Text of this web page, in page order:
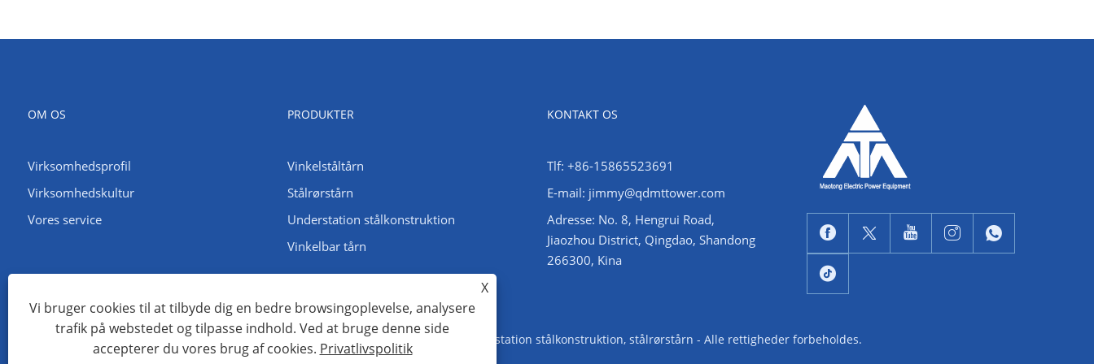
OM OS
Virksomhedsprofil
Virksomhedskultur
Vores service
PRODUKTER
Vinkelståltårn
Stålrørstårn
Understation stålkonstruktion
Vinkelbar tårn
KONTAKT OS
Tlf: +86-15865523691
E-mail: jimmy@qdmttower.com
Adresse: No. 8, Hengrui Road,
Jiaozhou District, Qingdao, Shandong
266300, Kina
Copyright © 2022 Qingdao Maotong Power Equipment Co., Ltd. - Vinkelståltårn, understation stålkonstruktion, stålrørstårn - Alle rettigheder forbeholdes.
X
Vi bruger cookies til at tilbyde dig en bedre browsingoplevelse, analysere
trafik på webstedet og tilpasse indhold. Ved at bruge denne side
accepterer du vores brug af cookies. Privatlivspolitik